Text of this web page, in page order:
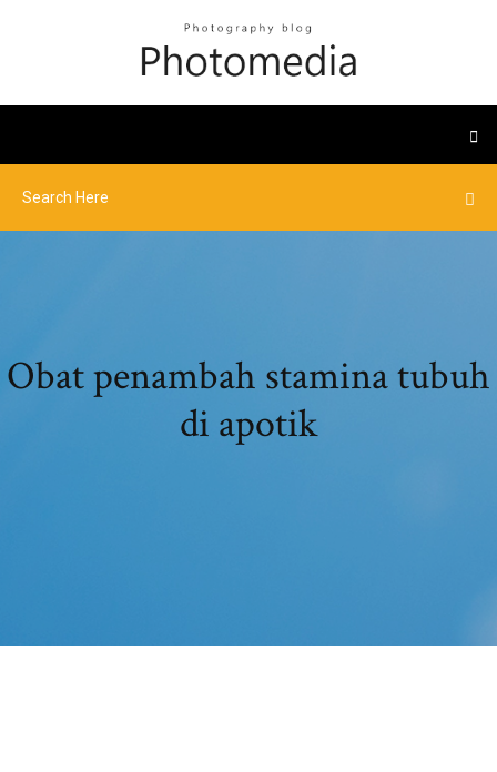
Obat penambah stamina tubuh
di apotik